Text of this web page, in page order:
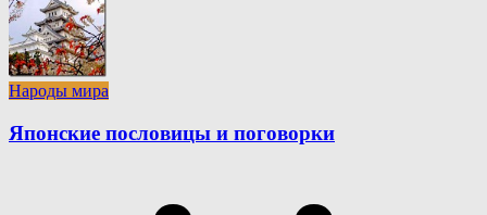
Народы мира
Японские пословицы и поговорки